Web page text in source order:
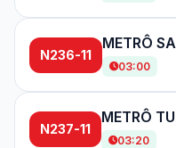
N236-11
03:00
N237-11
03:20